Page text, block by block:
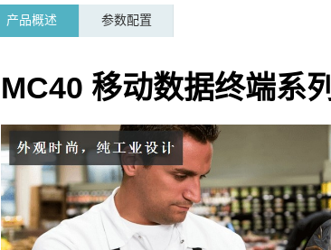
产品概述 参数配置
MC40 移动数据终端系列